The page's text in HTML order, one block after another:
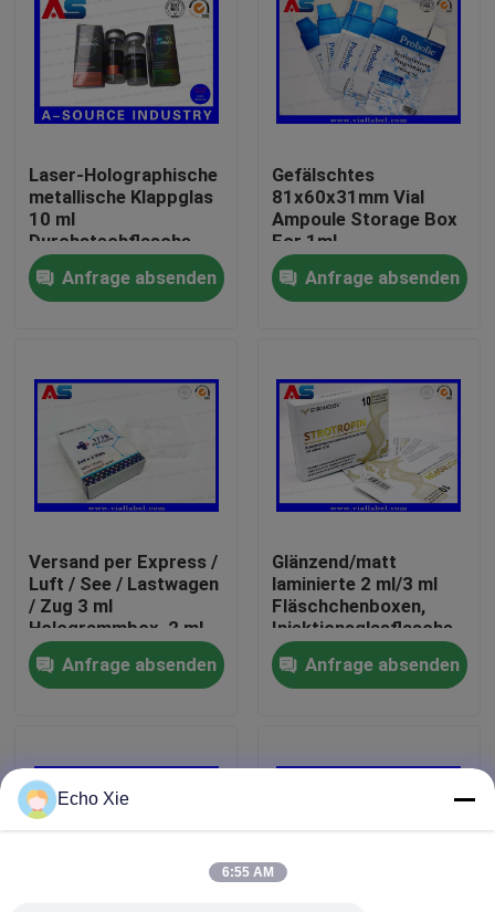
Haus
Fabrik-Ausflug
Qualitätskontrolle
Treten Sie mit uns in Verbindung
Fordern Sie ein Zitat
Kästen der Phiolen-10ml
Laser-Holographische
metallische Klappglas
10 ml
Durchstechflasche
Steroid-Boxen
Verpackung
pharmazeutische
Anfrage absenden
Gefälschtes
81x60x31mm Vial
Ampoule Storage Box
For 1ml
AntiTestosteron-
Propionat
Anfrage absenden
Versand per Express /
Luft / See / Lastwagen
/ Zug 3 ml
Hologrammbox, 2 ml
Papierbox für Peptide
Anfrage absenden
Glänzend/matt
laminierte 2 ml/3 ml
Fläschchenboxen,
Injektionsglasflasche
für Peptide/Hcg/Reta
Anfrage absenden
Echo Xie
6:55 AM